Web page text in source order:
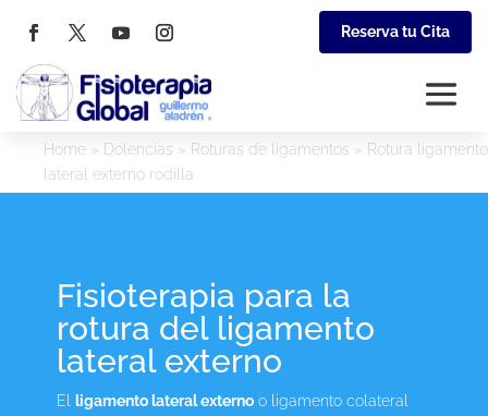
Reserva tu Cita
Home » Dolencias » Roturas de ligamentos » Rotura ligamento
lateral externo rodilla
Fisioterapia para la
rotura del ligamento
lateral externo
El ligamento lateral externoo ligamento colateral